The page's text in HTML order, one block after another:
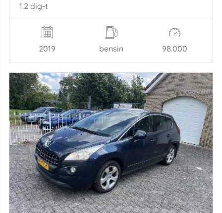
1.2 dig-t
2019 bensin 98.000